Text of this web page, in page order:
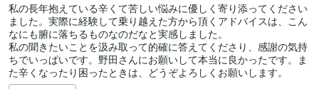
私の長年抱えている辛くて苦しい悩みに優しく寄り添ってください
ました。実際に経験して乗り越えた方から頂くアドバイスは、こん
なにも腑に落ちるものなのだなと実感しました。
私の聞きたいことを汲み取って的確に答えてくださり、感謝の気持
ちでいっぱいです。野田さんにお願いして本当に良かったです。ま
た辛くなったり困ったときは、どうぞよろしくお願いします。